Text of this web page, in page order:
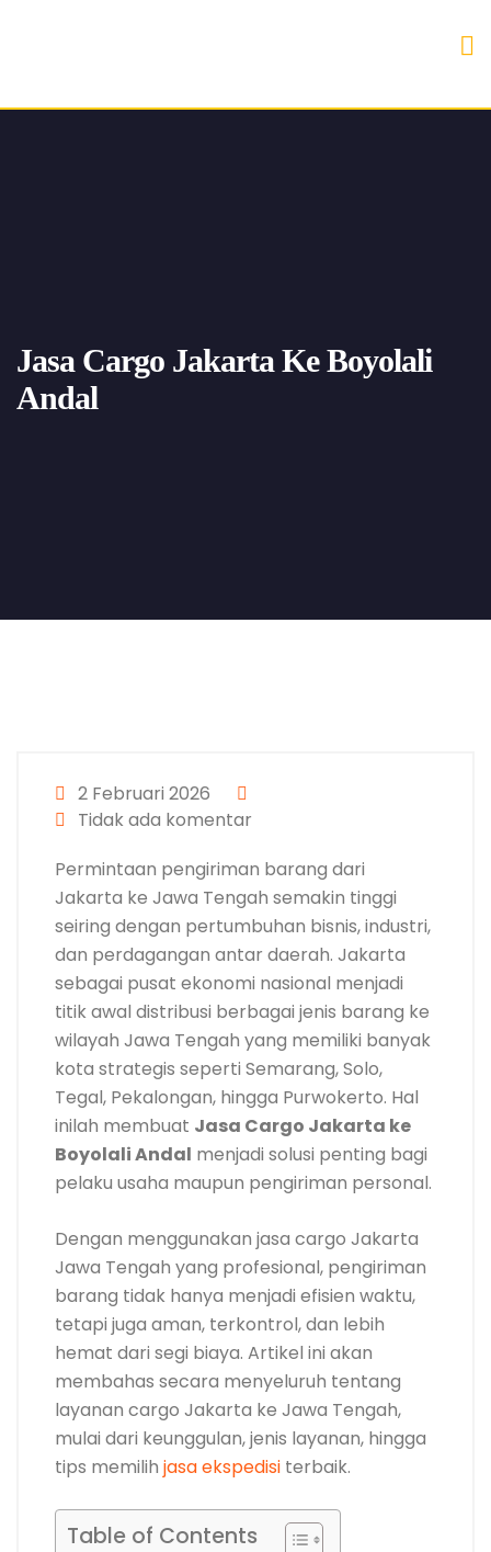
Jasa Cargo Jakarta Ke Boyolali
Andal
2 Februari 2026
Tidak ada komentar
Permintaan pengiriman barang dari
Jakarta ke Jawa Tengah semakin tinggi
seiring dengan pertumbuhan bisnis, industri,
dan perdagangan antar daerah. Jakarta
sebagai pusat ekonomi nasional menjadi
titik awal distribusi berbagai jenis barang ke
wilayah Jawa Tengah yang memiliki banyak
kota strategis seperti Semarang, Solo,
Tegal, Pekalongan, hingga Purwokerto. Hal
inilah membuat Jasa Cargo Jakarta ke
Boyolali Andal menjadi solusi penting bagi
pelaku usaha maupun pengiriman personal.
Dengan menggunakan jasa cargo Jakarta
Jawa Tengah yang profesional, pengiriman
barang tidak hanya menjadi efisien waktu,
tetapi juga aman, terkontrol, dan lebih
hemat dari segi biaya. Artikel ini akan
membahas secara menyeluruh tentang
layanan cargo Jakarta ke Jawa Tengah,
mulai dari keunggulan, jenis layanan, hingga
tips memilih jasa ekspedisi terbaik.
Table of Contents